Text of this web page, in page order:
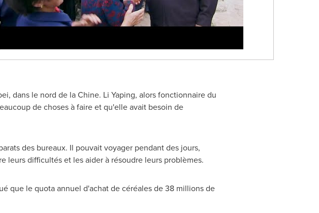
, dans le nord de la Chine. Li Yaping, alors fonctionnaire du
de choses à faire et qu'elle avait besoin de
des bureaux. Il pouvait voyager pendant des jours,
leurs difficultés et les aider à résoudre leurs problèmes.
que le quota annuel d'achat de céréales de 38 millions de